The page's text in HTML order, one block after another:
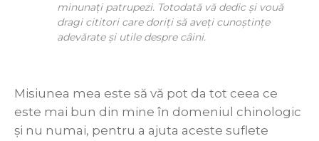
minunaţi patrupezi. Totodată vă dedic şi vouă
dragi cititori care doriţi să aveţi cunoştinţe
adevărate şi utile despre câini.
Misiunea mea este să vă pot da tot ceea ce
este mai bun din mine în domeniul chinologic
şi nu numai, pentru a ajuta aceste suflete